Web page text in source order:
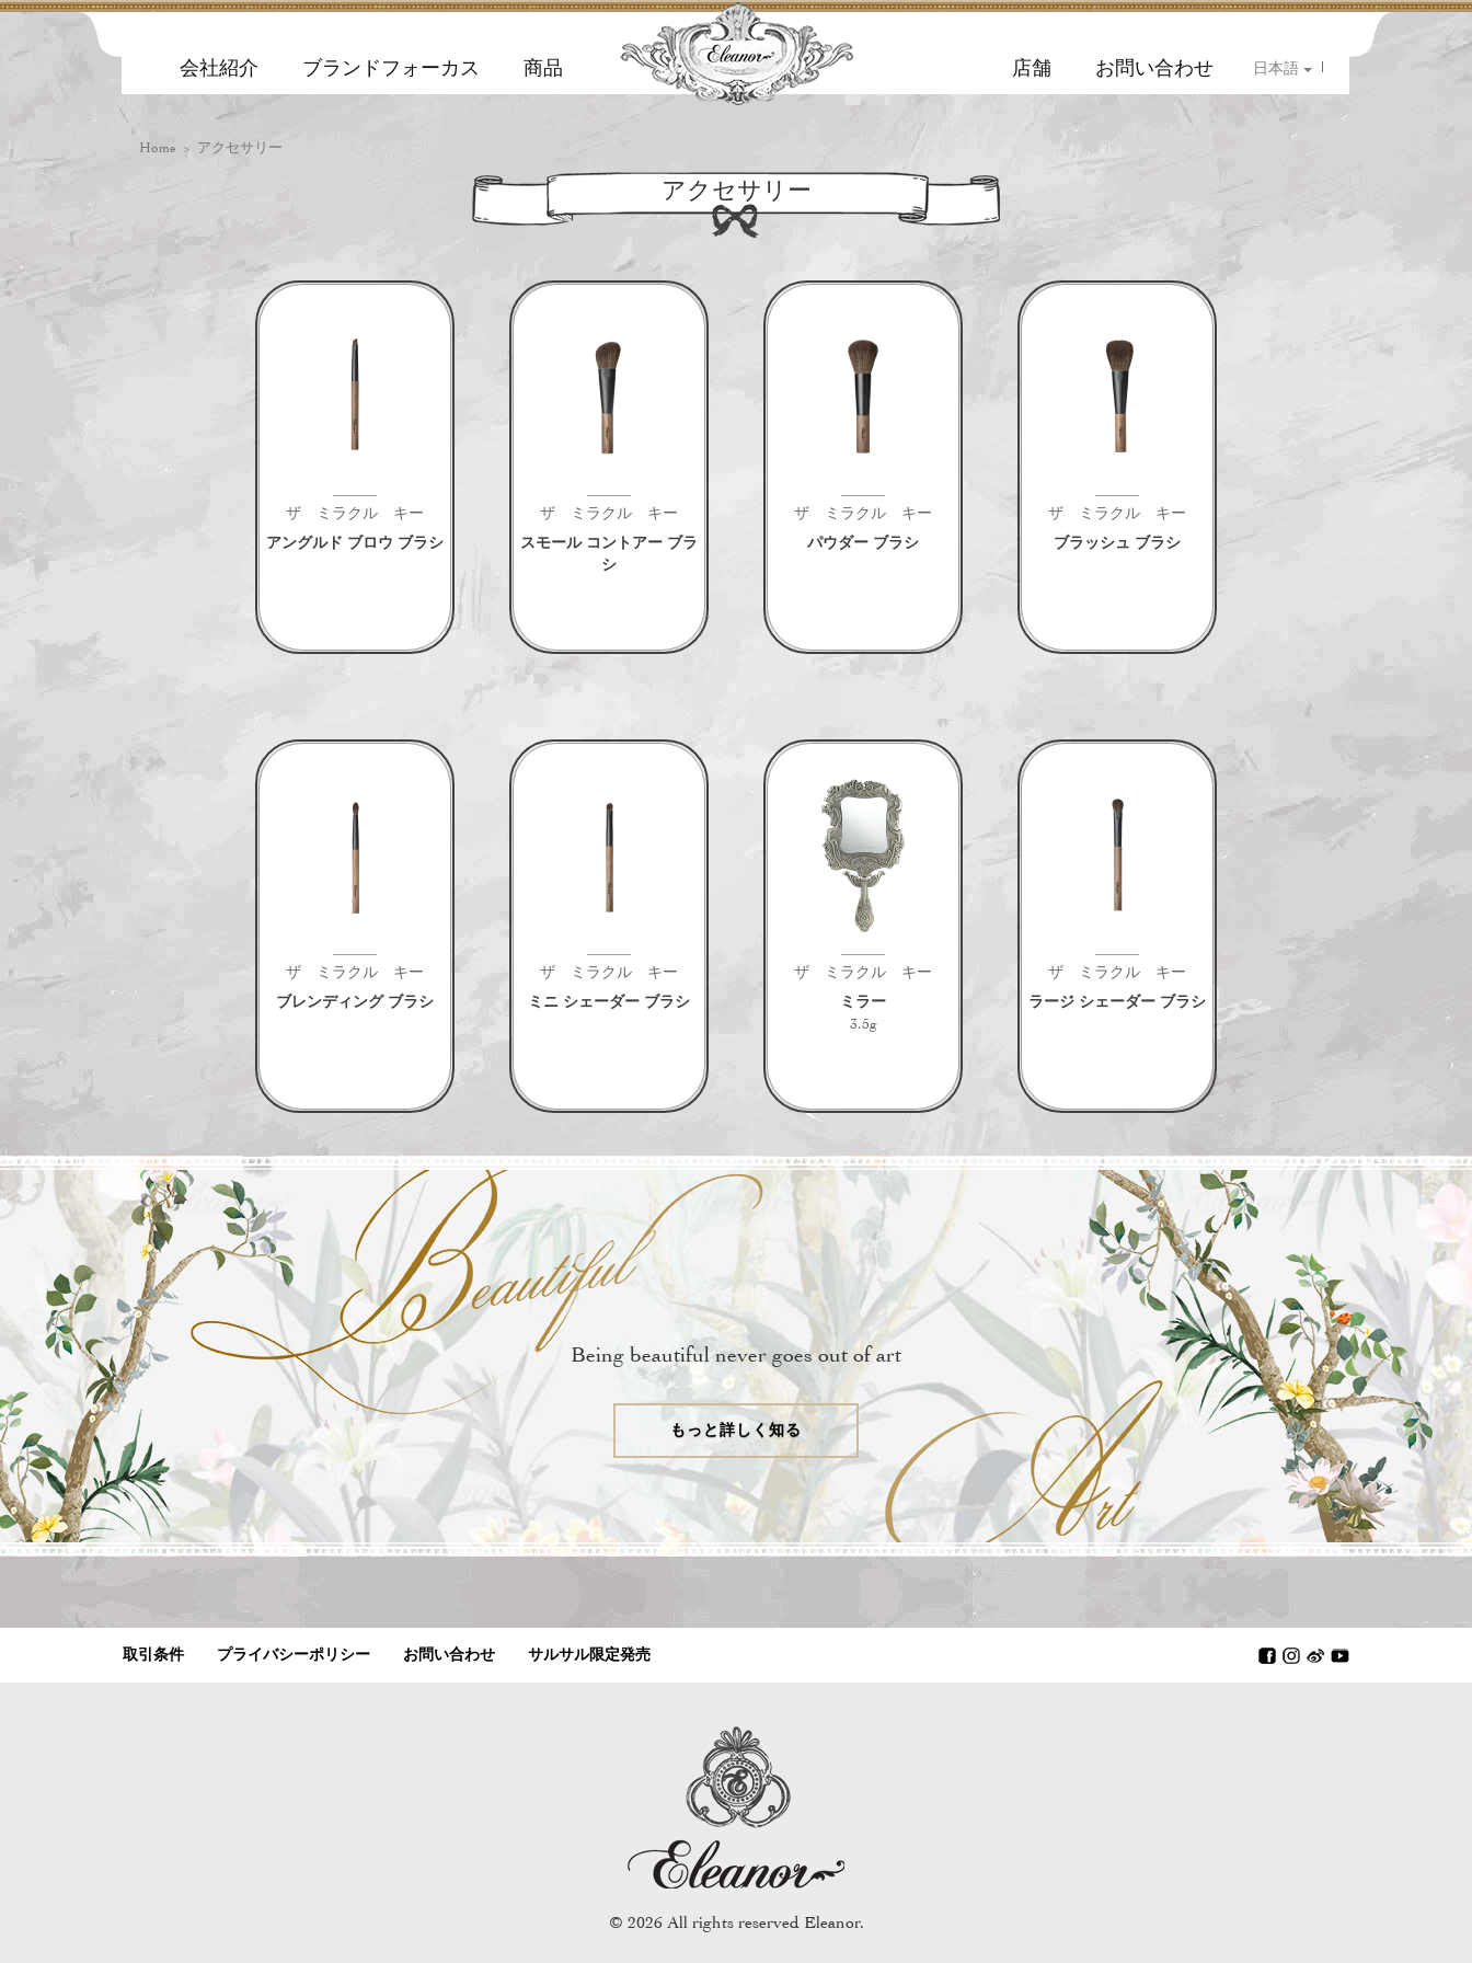
会社紹介 ブランドフォーカス 商品 日本語 |
店舗 お問い合わせ
Home > アクセサリー
アクセサリー
ザ ミラクル キー
アングルド ブロウ ブラシ
ザ ミラクル キー
スモール コントアー ブラ
シ
ザ ミラクル キー
パウダー ブラシ
ザ ミラクル キー
ブラッシュ ブラシ
ザ ミラクル キー
ブレンディング ブラシ
ザ ミラクル キー
ミニ シェーダー ブラシ
ザ ミラクル キー
ミラー
3.5g
ザ ミラクル キー
ラージ シェーダー ブラシ
Being beautiful never goes out of art
もっと詳しく知る
取引条件 プライバシーポリシー お問い合わせ サルサル限定発売
© 2026 All rights reserved Eleanor.